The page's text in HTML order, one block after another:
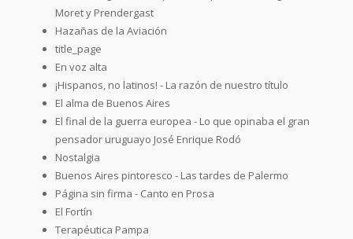
Moret y Prendergast
Hazañas de la Aviación
title_page
En voz alta
¡Hispanos, no latinos! - La razón de nuestro título
El alma de Buenos Aires
El final de la guerra europea - Lo que opinaba el gran
pensador uruguayo José Enrique Rodó
Nostalgia
Buenos Aires pintoresco - Las tardes de Palermo
Página sin firma - Canto en Prosa
El Fortín
Terapéutica Pampa